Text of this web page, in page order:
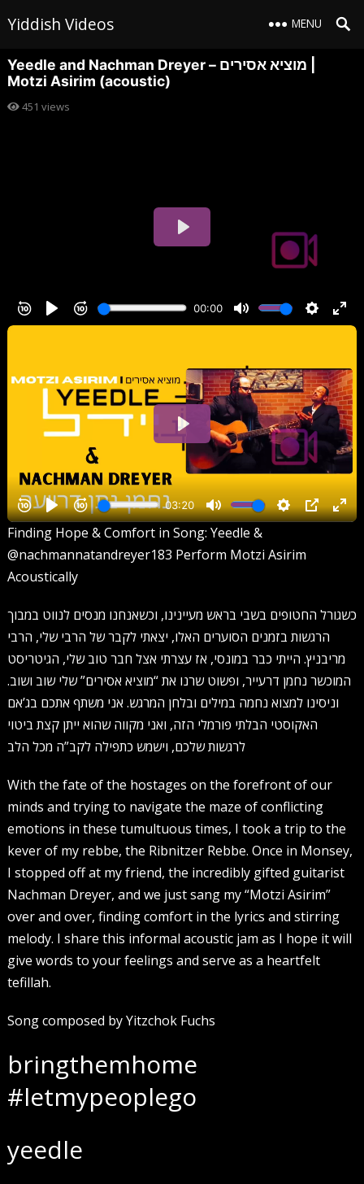
Yiddish Videos MENU
Yeedle and Nachman Dreyer – מוציא אסירים |
Motzi Asirim (acoustic)
451 views
Finding Hope & Comfort in Song: Yeedle & ​⁠​
⁠‪@nachmannatandreyer183‬ Perform Motzi Asirim
Acoustically
כשגורל החטופים בשבי בראש מעיינינו, וכשאנחנו מנסים לנווט במבוך
הרגשות בזמנים הסוערים האלו, יצאתי לקבר של הרבי שלי, הרבי
מריבניץ. הייתי כבר במונסי, אז עצרתי אצל חבר טוב שלי, הגיטריסט
המוכשר נחמן דרעייר, ופשוט שרנו את “מוציא אסירים” שלי שוב ושוב.
וניסינו למצוא נחמה במילים ובלחן המרגש. אני משתף אתכם בג’אם
האקוסטי הבלתי פורמלי הזה, ואני מקווה שהוא ייתן קצת ביטוי
לרגשות שלכם, וישמש כתפילה לקב”ה מכל הלב
With the fate of the hostages on the forefront of our
minds and trying to navigate the maze of conflicting
emotions in these tumultuous times, I took a trip to the
kever of my rebbe, the Ribnitzer Rebbe. Once in Monsey,
I stopped off at my friend, the incredibly gifted guitarist
Nachman Dreyer, and we just sang my “Motzi Asirim”
over and over, finding comfort in the lyrics and stirring
melody. I share this informal acoustic jam as I hope it will
give words to your feelings and serve as a heartfelt
tefillah.
Song composed by Yitzchok Fuchs
bringthemhome
#letmypeoplego
yeedle